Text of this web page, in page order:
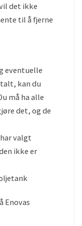
det ikke
til å fjerne
eventuelle
kan du
må ha alle
det, og de
valgt
ikke er
Enovas